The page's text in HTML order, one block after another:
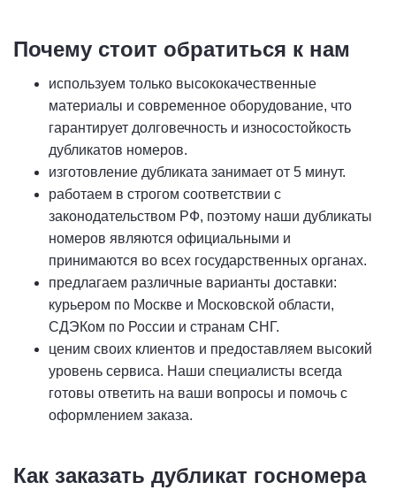
Почему стоит обратиться к нам
используем только высококачественные
материалы и современное оборудование, что
гарантирует долговечность и износостойкость
дубликатов номеров.
изготовление дубликата занимает от 5 минут.
работаем в строгом соответствии с
законодательством РФ, поэтому наши дубликаты
номеров являются официальными и
принимаются во всех государственных органах.
предлагаем различные варианты доставки:
курьером по Москве и Московской области,
СДЭКом по России и странам СНГ.
ценим своих клиентов и предоставляем высокий
уровень сервиса. Наши специалисты всегда
готовы ответить на ваши вопросы и помочь с
оформлением заказа.
Как заказать дубликат госномера